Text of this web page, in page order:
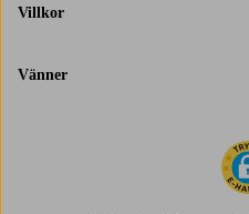
Villkor
Vänner